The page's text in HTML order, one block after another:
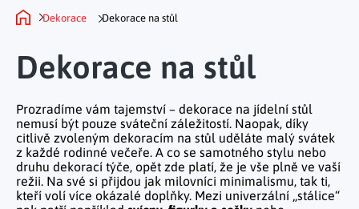
Bytové dekorace
Květiny a věnce
Světelné dekorace
Fontány a kašny
Velikonoční dekorace
Dekorace na hrob
Domácnost
Bytový textil
Domácí elektro
Předsíň a chodba
Koupelna a záchod
Ložnice a šatna
Kuchyně
Prostírání a stolování
Příprava nápojů
Grilování a smažení
Koupelnový nábytek
Nábytek do předsíně
Nábytek do ložnice
Zahrada
Zahradní doplňky
Zahradní nábytek
Volný čas
Dekorace Dekorace na stůl
Dekorace na stůl
Prozradíme vám tajemství – dekorace na jídelní stůl
nemusí být pouze sváteční záležitostí. Naopak, díky
citlivě zvoleným dekoracím na stůl uděláte malý svátek
z každé rodinné večeře. A co se samotného stylu nebo
druhu dekorací týče, opět zde platí, že je vše plně ve vaší
režii. Na své si přijdou jak milovníci minimalismu, tak ti,
kteří volí více okázalé doplňky. Mezi univerzální „stálice“